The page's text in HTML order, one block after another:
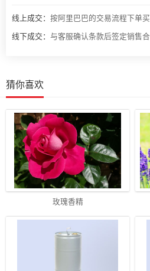
线上成交： 按阿里巴巴的交易流程下单
线下成交： 与客服确认条款后签定销售
猜你喜欢
玫瑰香精